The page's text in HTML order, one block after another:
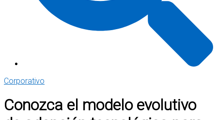
Corporativo
Conozca el modelo evolutivo